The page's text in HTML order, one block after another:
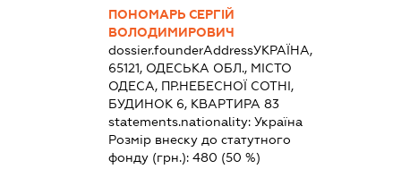
ПОНОМАРЬ СЕРГІЙ
ВОЛОДИМИРОВИЧ
dossier.founderAddressУКРАЇНА,
65121, ОДЕСЬКА ОБЛ., МІСТО
ОДЕСА, ПР.НЕБЕСНОЇ СОТНІ,
БУДИНОК 6, КВАРТИРА 83
statements.nationality:Україна
Розмір внеску до статутного
фонду (грн.):480 (50 %)